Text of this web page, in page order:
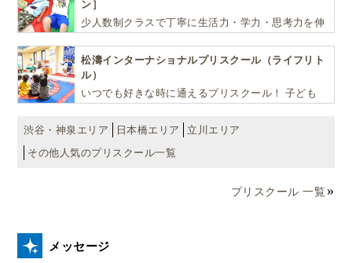
体の「サマージョブ」に応募可能！
レストラン
ン］
少人数制クラスで丁寧に生活力・学力・思考力を伸
松濤インターナショナルプリスクール（ライフリト
ル）
いつでも好きな時に通えるプリスクール！ 子ども
自ら進んで学ぶこと、考える力を育みます
渋谷・神泉エリア 日本橋エリア
立川エリア
その他人気のプリスクール一覧
プリスクール 一覧
メッセージ